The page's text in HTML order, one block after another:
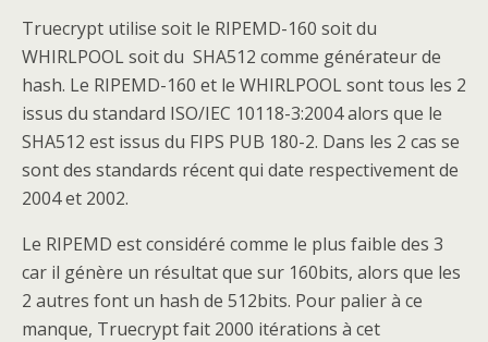
Truecrypt utilise soit le RIPEMD-160 soit du
WHIRLPOOL soit du SHA512 comme générateur de
hash. Le RIPEMD-160 et le WHIRLPOOL sont tous les 2
issus du standard ISO/IEC 10118-3:2004 alors que le
SHA512 est issus du FIPS PUB 180-2. Dans les 2 cas se
sont des standards récent qui date respectivement de
2004 et 2002.
Le RIPEMD est considéré comme le plus faible des 3
car il génère un résultat que sur 160bits, alors que les
2 autres font un hash de 512bits. Pour palier à ce
manque, Truecrypt fait 2000 itérations à cet